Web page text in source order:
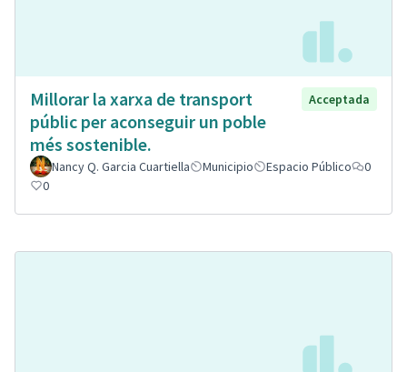
Millorar la xarxa de transport
públic per aconseguir un poble
més sostenible.
Acceptada
Nancy Q. Garcia Cuartiella Municipio Espacio Público
0
0